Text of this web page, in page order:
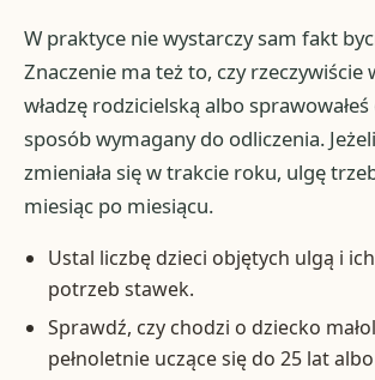
W praktyce nie wystarczy sam fakt
Znaczenie ma też to, czy rzeczywiście
władzę rodzicielską albo
sposób wymagany do odliczenia.
zmieniała się w trakcie roku, ulgę
miesiąc po miesiącu.
Ustal liczbę dzieci objętych ulgą i
potrzeb stawek.
Sprawdź, czy chodzi o dziecko
pełnoletnie uczące się do 25 lat